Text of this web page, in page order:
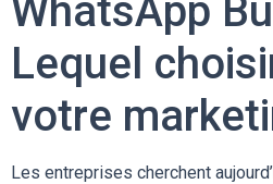
WhatsApp
Lequel
votre
Les entreprises cherchent